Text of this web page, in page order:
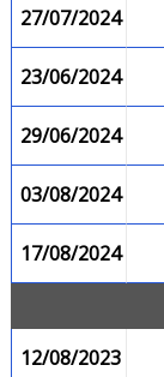
27/07/2024
23/06/2024
29/06/2024
03/08/2024
17/08/2024
12/08/2023